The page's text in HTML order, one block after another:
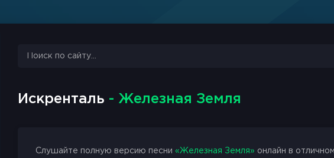
Искренталь - Железная Земля
Слушайте полную версию песни «Железная Земля» онлайн в